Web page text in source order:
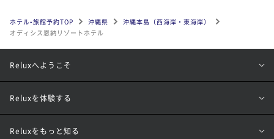
ホテル•旅館予約TOP 沖縄県
沖縄本島（西海岸・東海岸）
オディシス恩納リゾートホテル
Reluxへようこそ
Reluxを体験する
Reluxをもっと知る